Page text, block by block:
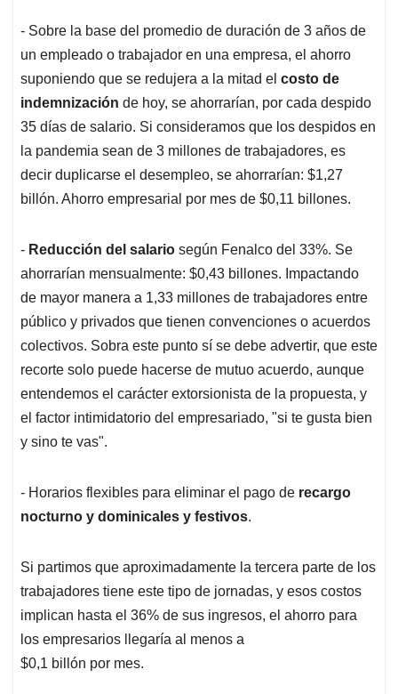
- Sobre la base del promedio de duración de 3 años de
un empleado o trabajador en una empresa, el ahorro
suponiendo que se redujera a la mitad el costo de
indemnización de hoy, se ahorrarían, por cada despido
35 días de salario. Si consideramos que los despidos en
la pandemia sean de 3 millones de trabajadores, es
decir duplicarse el desempleo, se ahorrarían: $1,27
billón. Ahorro empresarial por mes de $0,11 billones.
- Reducción del salario según Fenalco del 33%. Se
ahorrarían mensualmente: $0,43 billones. Impactando
de mayor manera a 1,33 millones de trabajadores entre
público y privados que tienen convenciones o acuerdos
colectivos. Sobra este punto sí se debe advertir, que este
recorte solo puede hacerse de mutuo acuerdo, aunque
entendemos el carácter extorsionista de la propuesta, y
el factor intimidatorio del empresariado, "si te gusta bien
y sino te vas".
- Horarios flexibles para eliminar el pago de recargo
nocturno y dominicales y festivos.
Si partimos que aproximadamente la tercera parte de los
trabajadores tiene este tipo de jornadas, y esos costos
implican hasta el 36% de sus ingresos, el ahorro para
los empresarios llegaría al menos a
$0,1 billón por mes.